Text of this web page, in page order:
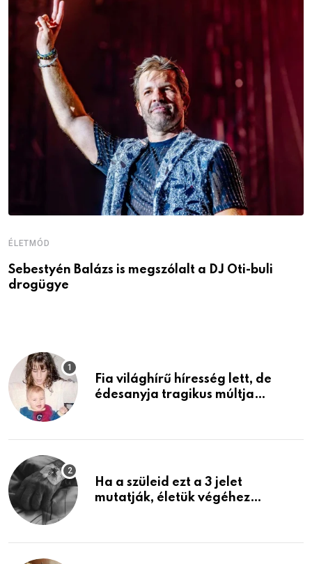
ÉLETMÓD
Sebestyén Balázs is megszólalt a DJ Oti-buli
drogügye
Fia világhírű híresség lett, de
édesanyja tragikus múltja
Ha a szüleid ezt a 3 jelet
mutatják, életük végéhez